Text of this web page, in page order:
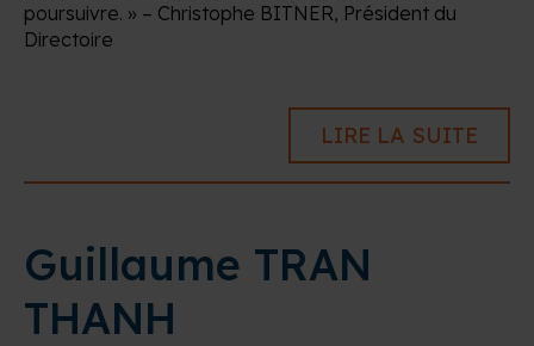
poursuivre. » – Christophe BITNER, Président du
Directoire
LIRE LA SUITE
Guillaume TRAN
THANH